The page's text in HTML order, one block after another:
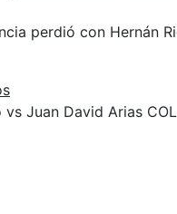
perdió con Hernán
vs Juan David Arias